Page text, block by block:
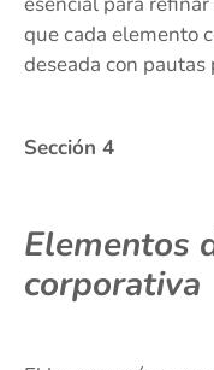
que cada elemento
deseada con
Sección 4
Elementos
corporativa